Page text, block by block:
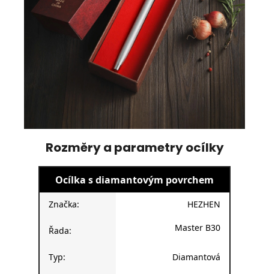
Rozměry a parametry ocílky
Ocílka s diamantovým povrchem
Značka: HEZHEN
Řada: Master B30
Typ: Diamantová